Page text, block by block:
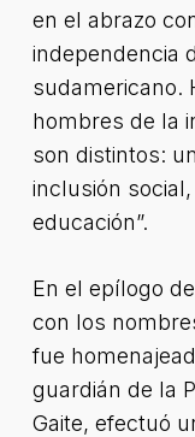
en el abrazo
independencia
sudamericano.
hombres de la
son distintos:
inclusión
educación”.
En el epílogo
con los
fue
guardián de la
Gaite, efectuó